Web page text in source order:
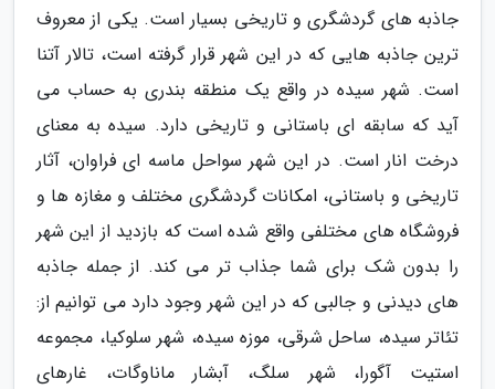
جاذبه های گردشگری و تاریخی بسیار است. یکی از معروف
ترین جاذبه هایی که در این شهر قرار گرفته است، تالار آتنا
است. شهر سیده در واقع یک منطقه بندری به حساب می
آید که سابقه ای باستانی و تاریخی دارد. سیده به معنای
درخت انار است. در این شهر سواحل ماسه ای فراوان، آثار
تاریخی و باستانی، امکانات گردشگری مختلف و مغازه ها و
فروشگاه های مختلفی واقع شده است که بازدید از این شهر
را بدون شک برای شما جذاب تر می کند. از جمله جاذبه
های دیدنی و جالبی که در این شهر وجود دارد می توانیم از:
تئاتر سیده، ساحل شرقی، موزه سیده، شهر سلوکیا، مجموعه
استیت آگورا، شهر سلگ، آبشار ماناوگات، غارهای